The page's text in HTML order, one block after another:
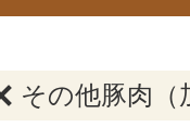
その他豚肉（